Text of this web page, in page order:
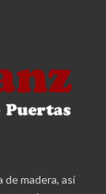
de madera, así